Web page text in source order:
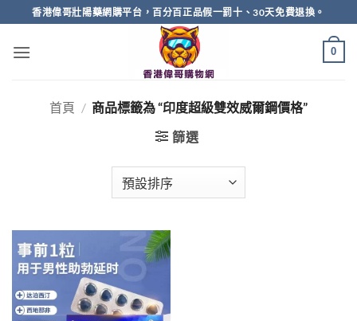
to
content
香港偉哥壯陽藥網購平台，百分百正品假一罰十、30天免費退換。
0
首頁 / 商品標籤為 “印度超級雙效威爾鋼價格”
篩選